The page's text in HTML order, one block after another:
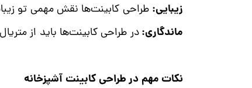
زیبایی: طراحی کابینت‌ها نقش مهمی تو
ماندگاری:در طراحی کابینت‌ها باید از
نکات مهم در طراحی کابینت آشپزخانه